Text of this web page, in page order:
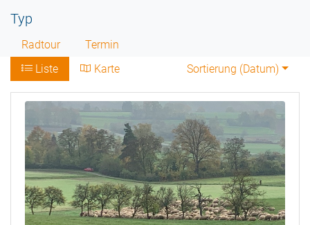
Typ
Radtour
Termin
Liste
Karte Sortierung (Datum)